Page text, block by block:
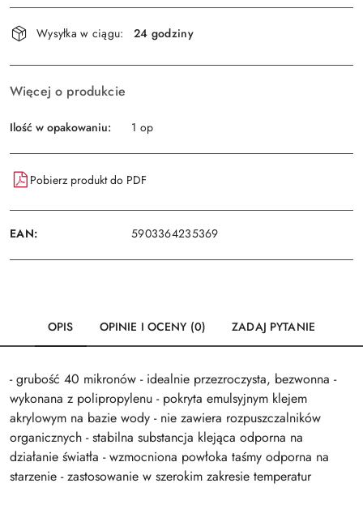
Dostępność
i
dostawa
Wysyłka w ciągu: 24 godziny
Więcej o produkcie
Ilość w opakowaniu: 1 op
Pobierz produkt do PDF
EAN: 5903364235369
OPIS OPINIE I OCENY (0) ZADAJ PYTANIE
- grubość 40 mikronów - idealnie przezroczysta, bezwonna -
wykonana z polipropylenu - pokryta emulsyjnym klejem
akrylowym na bazie wody - nie zawiera rozpuszczalników
organicznych - stabilna substancja klejąca odporna na
działanie światła - wzmocniona powłoka taśmy odporna na
starzenie - zastosowanie w szerokim zakresie temperatur